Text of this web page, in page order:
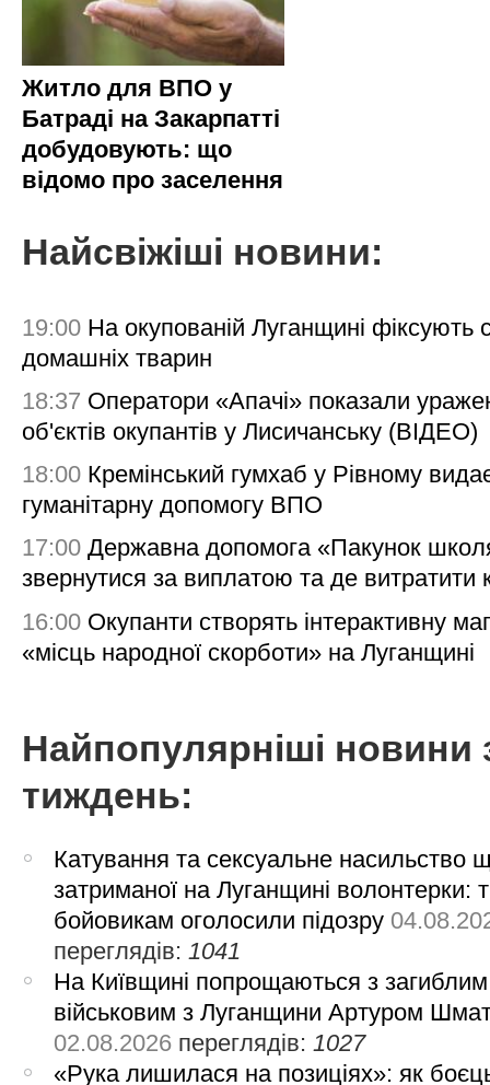
Житло для ВПО у
Батраді на Закарпатті
добудовують: що
відомо про заселення
Найсвіжіші новини:
19:00 На окупованій Луганщині фіксують
домашніх тварин
18:37 Оператори «Апачі» показали
об'єктів окупантів у Лисичанську (ВІДЕО)
18:00 Кремінський гумхаб у Рівному
гуманітарну допомогу ВПО
17:00 Державна допомога «Пакунок
звернутися за виплатою та де витратити
16:00 Окупанти створять інтерактивну
«місць народної скорботи» на Луганщині
Найпопулярніші новини
тиждень:
Катування та сексуальне насильство
затриманої на Луганщині волонтерки:
бойовикам оголосили підозру
переглядів: 1041
На Київщині попрощаються з загиблим
військовим з Луганщини Артуром
02.08.2026 переглядів: 1027
«Рука лишилася на позиціях»: як